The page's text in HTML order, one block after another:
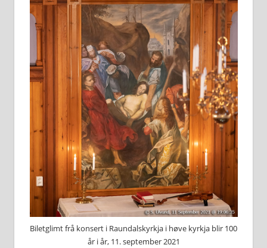
Biletglimt frå konsert i Raundalskyrkja i høve kyrkja blir 100
år i år, 11. september 2021